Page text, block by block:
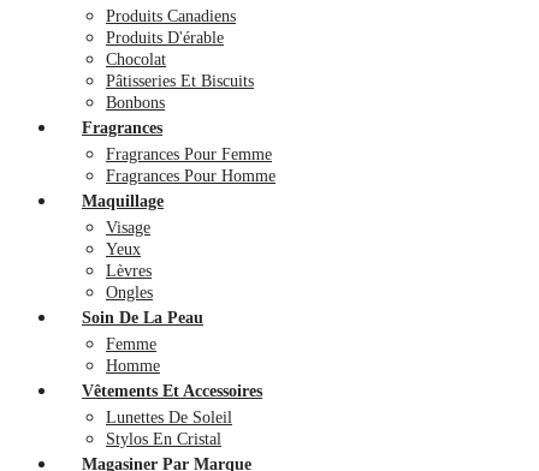
Produits Canadiens
Produits D'érable
Chocolat
Pâtisseries Et Biscuits
Bonbons
Fragrances
Fragrances Pour Femme
Fragrances Pour Homme
Maquillage
Visage
Yeux
Lèvres
Ongles
Soin De La Peau
Femme
Homme
Vêtements Et Accessoires
Lunettes De Soleil
Stylos En Cristal
Magasiner Par Marque